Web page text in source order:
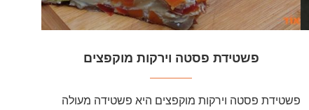
פשטידת פסטה וירקות מוקפצים
פשטידת פסטה וירקות מוקפצים היא פשטידה מעולה